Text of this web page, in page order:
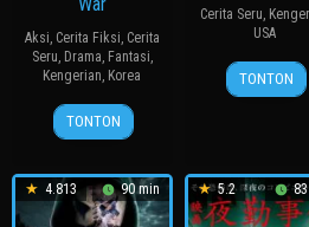
War
Aksi, Cerita Fiksi, Cerita
Seru, Drama, Fantasi,
Kengerian, Korea
1
Aug
심
형
TONTON
Cerita Seru,
USA
18
Jul
Jeff
Bilger
TONTON
4.813 90 min 5.2 83